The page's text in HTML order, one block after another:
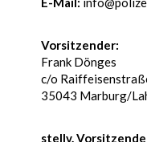
Vorsitzender:
Frank Dönges
c/o
35043 Marburg/
stellv.